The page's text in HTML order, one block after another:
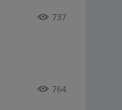
737
764